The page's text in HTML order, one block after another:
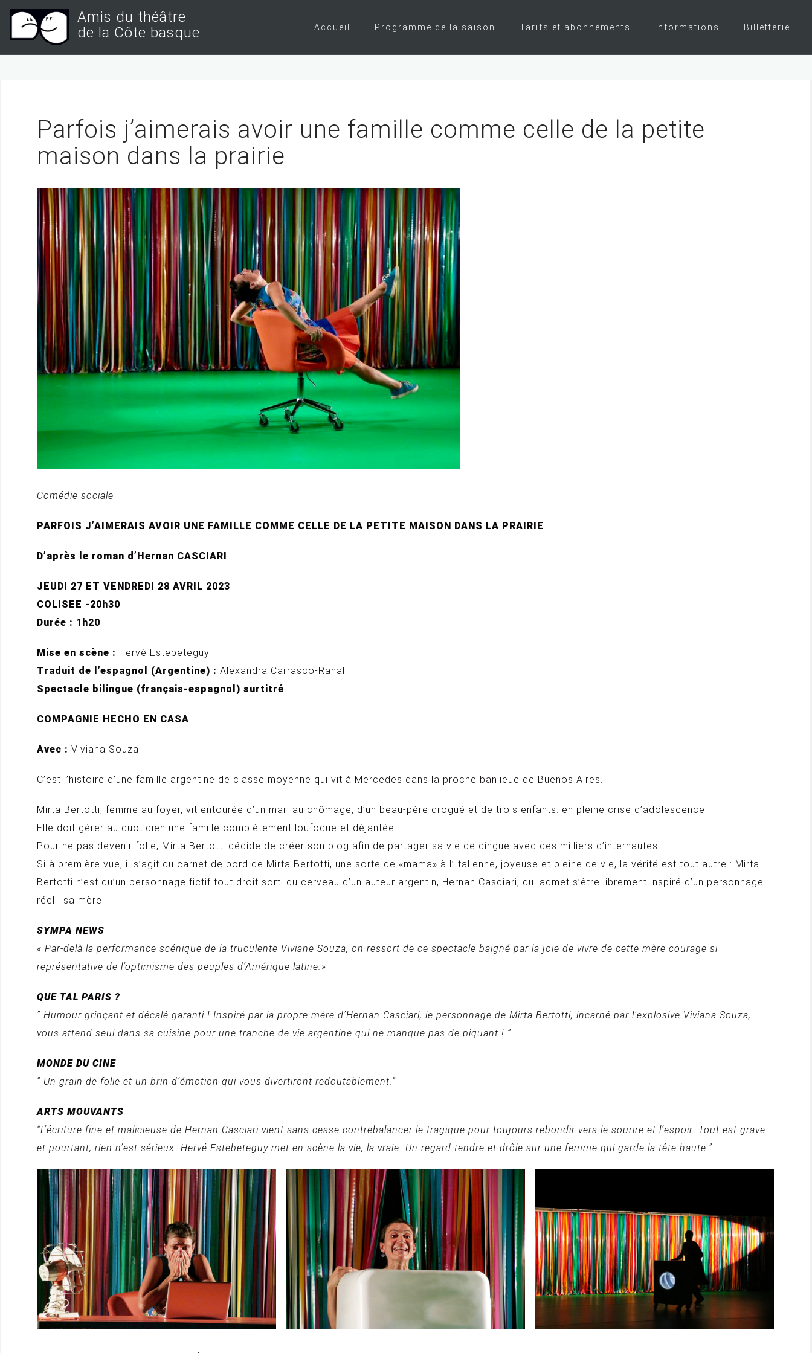
Amis du théâtre
de la Côte basque
Accueil Programme de la saison Tarifs et abonnements Informations Billetterie
Parfois j’aimerais avoir une famille comme celle de la petite
maison dans la prairie
Comédie sociale
PARFOIS J’AIMERAIS AVOIR UNE FAMILLE COMME CELLE DE LA PETITE MAISON DANS LA PRAIRIE
D’après le roman d’Hernan CASCIARI
JEUDI 27 ET VENDREDI 28 AVRIL 2023
COLISEE -20h30
Durée : 1h20
Mise en scène : Hervé Estebeteguy
Traduit de l’espagnol (Argentine) : Alexandra Carrasco-Rahal
Spectacle bilingue (français-espagnol) surtitré
COMPAGNIE HECHO EN CASA
Avec : Viviana Souza
C’est l’histoire d’une famille argentine de classe moyenne qui vit à Mercedes dans la proche banlieue de Buenos Aires.
Mirta Bertotti, femme au foyer, vit entourée d’un mari au chômage, d’un beau-père drogué et de trois enfants. en pleine crise d’adolescence.
Elle doit gérer au quotidien une famille complètement loufoque et déjantée.
Pour ne pas devenir folle, Mirta Bertotti décide de créer son blog afin de partager sa vie de dingue avec des milliers d’internautes.
Si à première vue, il s’agit du carnet de bord de Mirta Bertotti, une sorte de «mama» à l’Italienne, joyeuse et pleine de vie, la vérité est tout autre : Mirta
Bertotti n’est qu’un personnage fictif tout droit sorti du cerveau d’un auteur argentin, Hernan Casciari, qui admet s’être librement inspiré d’un personnage
réel : sa mère.
SYMPA NEWS
« Par-delà la performance scénique de la truculente Viviane Souza, on ressort de ce spectacle baigné par la joie de vivre de cette mère courage si
représentative de l’optimisme des peuples d’Amérique latine.»
QUE TAL PARIS ?
” Humour grinçant et décalé garanti ! Inspiré par la propre mère d’Hernan Casciari, le personnage de Mirta Bertotti, incarné par l’explosive Viviana Souza,
vous attend seul dans sa cuisine pour une tranche de vie argentine qui ne manque pas de piquant ! “
MONDE DU CINE
” Un grain de folie et un brin d’émotion qui vous divertiront redoutablement.”
ARTS MOUVANTS
“L’écriture fine et malicieuse de Hernan Casciari vient sans cesse contrebalancer le tragique pour toujours rebondir vers le sourire et l’espoir. Tout est grave
et pourtant, rien n’est sérieux. Hervé Estebeteguy met en scène la vie, la vraie. Un regard tendre et drôle sur une femme qui garde la tête haute.”